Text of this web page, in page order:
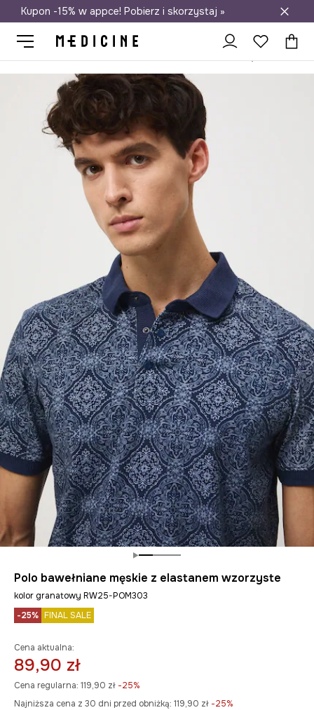
Darmowa dostawa do salonów
Kupon -15% w appce! Pobierz i skorzystaj »
Polo bawełniane męskie z elastanem wzorzyste
kolor granatowy RW25-POM303
-25% FINAL SALE
Cena aktualna:
89,90 zł
Cena regularna: 119,90 zł -25%
Najniższa cena z 30 dni przed obniżką: 119,90 zł -25%